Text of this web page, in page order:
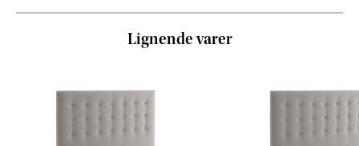
Lignende varer